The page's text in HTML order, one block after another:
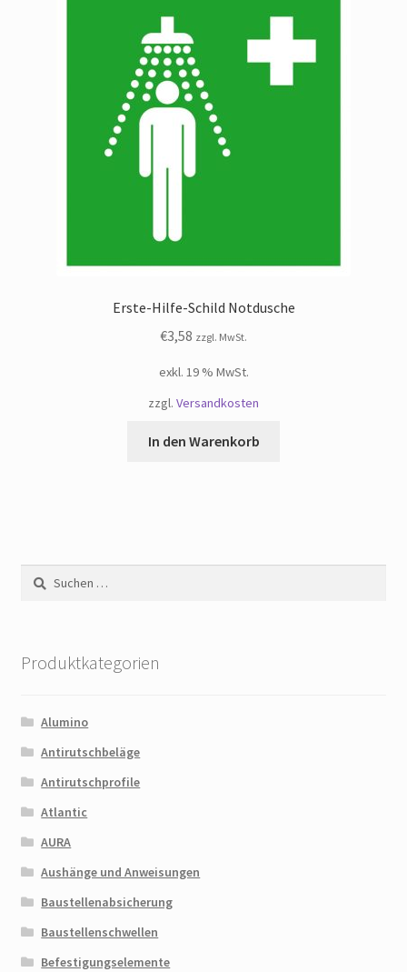
Erste-Hilfe-Schild Notdusche
€3,58 zzgl. MwSt.
exkl. 19 % MwSt.
zzgl. Versandkosten
In den Warenkorb
Suchen
nach:
Produktkategorien
Alumino
Antirutschbeläge
Antirutschprofile
Atlantic
AURA
Aushänge und Anweisungen
Baustellenabsicherung
Baustellenschwellen
Befestigungselemente